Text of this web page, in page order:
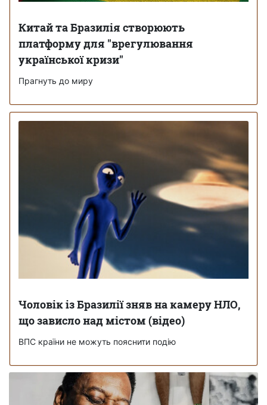
Китай та Бразилія створюють
платформу для "врегулювання
української кризи"
Прагнуть до миру
Чоловік із Бразилії зняв на камеру НЛО,
що зависло над містом (відео)
ВПС країни не можуть пояснити подію